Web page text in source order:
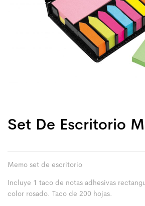
Set De Escritorio
Memo set de escritorio
Incluye 1 taco de notas adhesivas
color rosado. Taco de 200 hojas.